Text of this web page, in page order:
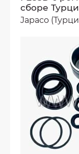
сборе
Japaco